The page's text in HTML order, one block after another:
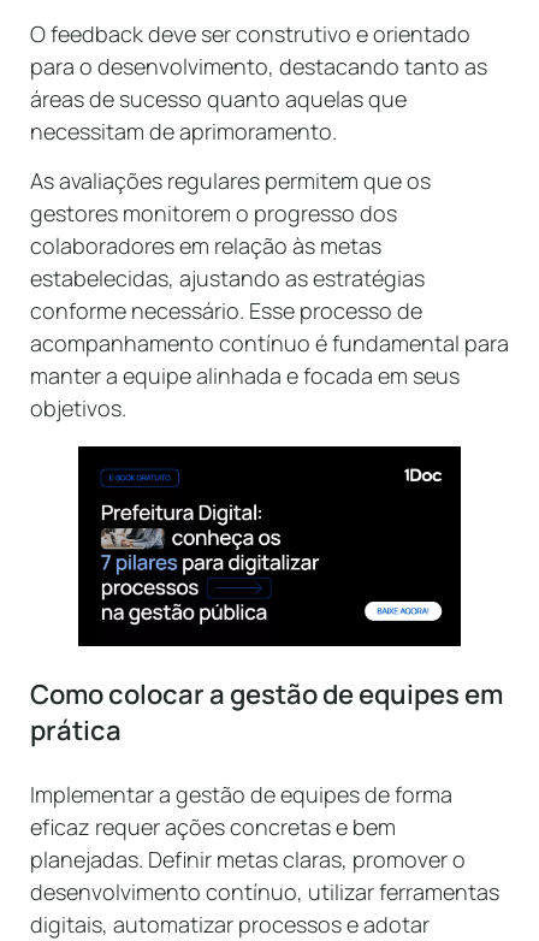
O feedback deve ser construtivo e orientado
para o desenvolvimento, destacando tanto as
áreas de sucesso quanto aquelas que
necessitam de aprimoramento.
As avaliações regulares permitem que os
gestores monitorem o progresso dos
colaboradores em relação às metas
estabelecidas, ajustando as estratégias
conforme necessário. Esse processo de
acompanhamento contínuo é fundamental para
manter a equipe alinhada e focada em seus
objetivos.
Como colocar a gestão de equipes em
prática
Implementar a gestão de equipes de forma
eficaz requer ações concretas e bem
planejadas. Definir metas claras, promover o
desenvolvimento contínuo, utilizar ferramentas
digitais, automatizar processos e adotar